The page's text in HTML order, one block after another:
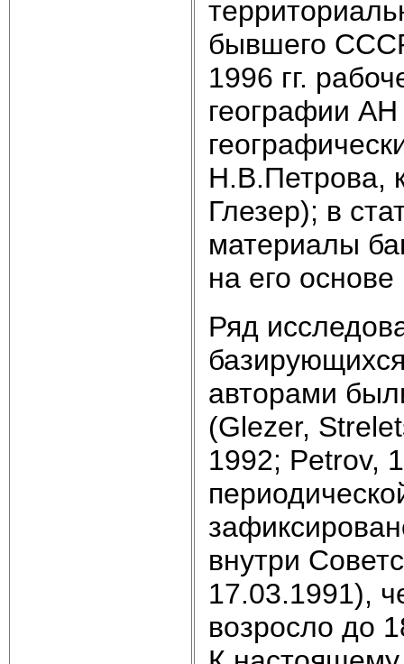
бывшего
1996 гг.
географии
Н.В.Петрова,
Глезер); в
материалы
на его
Ряд
авторами
(Glezer,
1992; Petrov,
внутри
17.03.1991),
возросло до